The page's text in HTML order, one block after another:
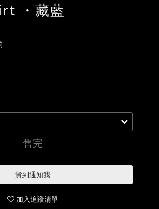
・藏藍
售完
貨到通知我
加入追蹤清單